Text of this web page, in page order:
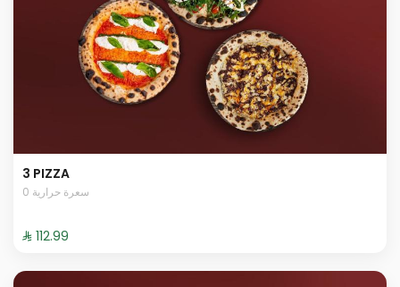
3 PIZZA
0 سعرة حرارية
⁨⁦‪‬ 112.99⁩